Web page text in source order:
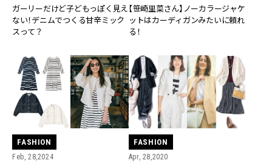
ガーリーだけど子どもっぽく見え
ない！デニムでつくる甘辛ミック
スって？
【笹崎里菜さん】ノーカラージャケ
ットはカーディガンみたいに頼れ
る！
FASHION
Feb, 28,2024
FASHION
Apr, 28,2020